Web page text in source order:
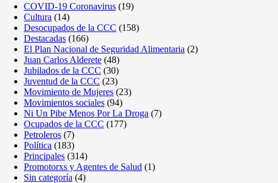
COVID-19 Coronavirus (19)
Cultura (14)
Desocupados de la CCC (158)
Destacadas (166)
El Plan Nacional de Seguridad Alimentaria (2)
Juan Carlos Alderete (48)
Jubilados de la CCC (30)
Juventud de la CCC (23)
Movimiento de Mujeres (23)
Movimientos sociales (94)
Ni Un Pibe Menos Por La Droga (7)
Ocupados de la CCC (177)
Petroleros (7)
Política (183)
Principales (314)
Promotorxs y Agentes de Salud (1)
Sin categoría (4)